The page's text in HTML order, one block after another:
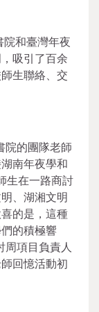
院和臺灣年夜
吸引了百余
生聯絡、交
院的團隊老師
南年夜學和
生在一路商討
、湖湘文明
的是，這種
的積極響
周項目負責人
回憶活動初